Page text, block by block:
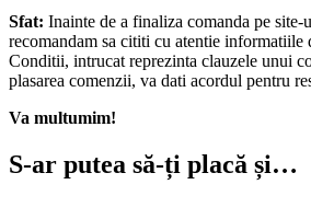
Sfat: Inainte de a finaliza comanda pe site-
recomandam sa cititi cu atentie informatiile
Conditii, intrucat reprezinta clauzele unui
plasarea comenzii, va dati acordul pentru
Va multumim!
S-ar putea să-ți placă și…